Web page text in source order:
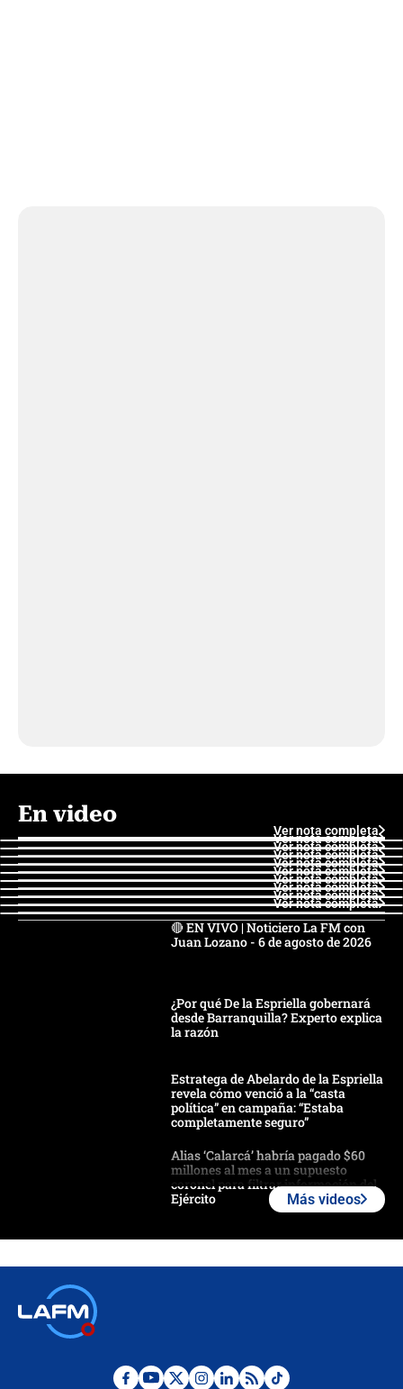
En video
Ver nota completa
Ver nota completa
Ver nota completa
Ver nota completa
Ver nota completa
Ver nota completa
Ver nota completa
Ver nota completa
Ver nota completa
Ver nota completa
🔴 EN VIVO | Noticiero La FM con
Juan Lozano - 6 de agosto de 2026
¿Por qué De la Espriella gobernará
desde Barranquilla? Experto explica
la razón
Estratega de Abelardo de la Espriella
revela cómo venció a la “casta
política” en campaña: “Estaba
completamente seguro”
Alias ‘Calarcá’ habría pagado $60
millones al mes a un supuesto
coronel para filtrar información del
Ejército
director de la Policía
Ministro de Defensa no descarta el
Más videos